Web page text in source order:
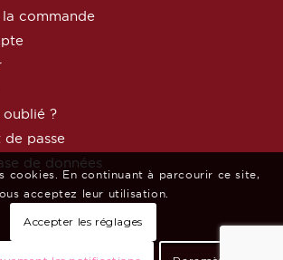
commande
oublié ?
passe
de données
cookies. En continuant à parcourir ce site,
acceptez leur utilisation.
Accepter les réglages